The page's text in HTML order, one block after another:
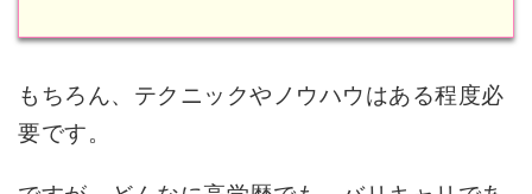
もちろん、テクニックやノウハウはある程度必
要です。